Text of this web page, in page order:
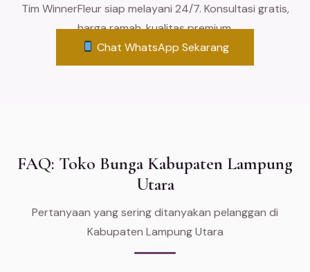
Tim WinnerFleur siap melayani 24/7. Konsultasi gratis,
harga ramah, kualitas premium.
Chat WhatsApp Sekarang
FAQ: Toko Bunga Kabupaten Lampung
Utara
Pertanyaan yang sering ditanyakan pelanggan di
Kabupaten Lampung Utara